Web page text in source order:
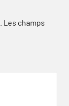
Les champs